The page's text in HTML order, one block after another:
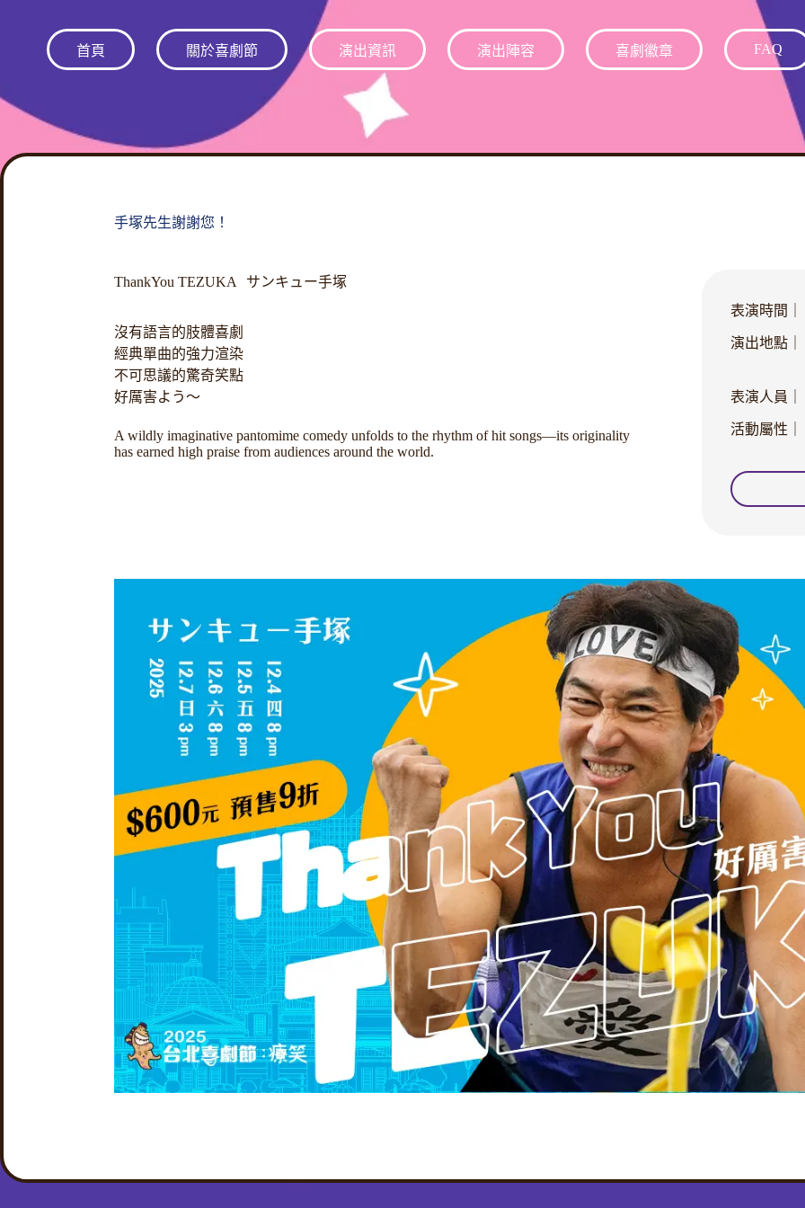
內
首頁 關於喜劇節 演出資訊 演出陣容 喜劇徽章 FAQ
手塚先生謝謝您！
ThankYou TEZUKA サンキュー手塚
沒有語言的肢體喜劇
經典單曲的強力渲染
不可思議的驚奇笑點
好厲害よう〜
A wildly imaginative pantomime comedy unfolds to the rhythm of hit songs—its originality
has earned high praise from audiences around the world.
表演時間｜
演出地點｜
表演人員｜
活動屬性｜